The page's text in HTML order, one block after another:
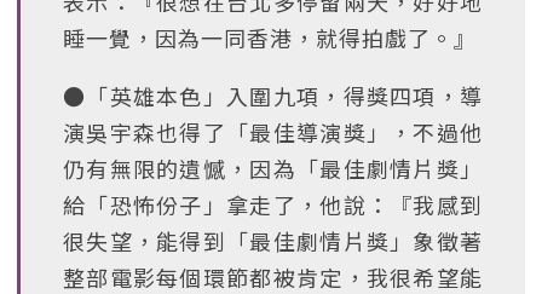
睡一覺，因為一同香港，就得拍戲了。』
●「英雄本色」入圍九項，得獎四項，導
演吳宇森也得了「最佳導演獎」，不過他
仍有無限的遺憾，因為「最佳劇情片獎」
給「恐怖份子」拿走了，他說：『我感到
很失望，能得到「最佳劇情片獎」象徵著
整部電影每個環節都被肯定，我很希望能